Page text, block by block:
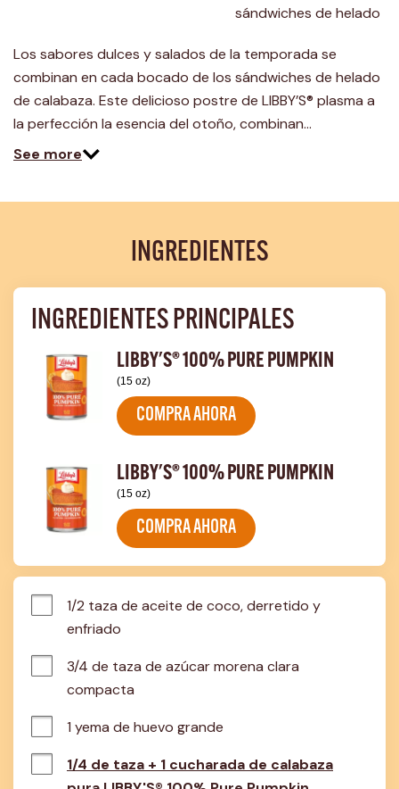
sándwiches de helado
Los sabores dulces y salados de la temporada se
combinan en cada bocado de los sándwiches de helado
de calabaza. Este delicioso postre de LIBBY’S® plasma a
la perfección la esencia del otoño, combinan…
See more
INGREDIENTES
INGREDIENTES PRINCIPALES
LIBBY'S® 100% PURE PUMPKIN
(15 oz)
COMPRA AHORA
LIBBY'S® 100% PURE PUMPKIN
(15 oz)
COMPRA AHORA
1/2 taza de aceite de coco, derretido y
enfriado
3/4 de taza de azúcar morena clara
compacta
1 yema de huevo grande
1/4 de taza + 1 cucharada de calabaza